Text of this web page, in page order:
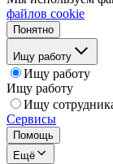
файлов cookie
Понятно
Ищу работу
Ищу работу
Ищу работу
Ищу
Сервисы
Помощь
Ещё